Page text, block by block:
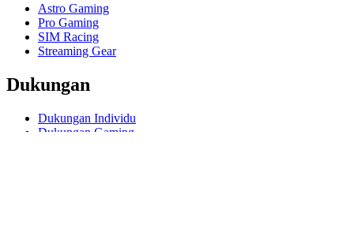
Astro Gaming
Pro Gaming
SIM Racing
Streaming Gear
Dukungan
Dukungan Individu
Dukungan Gaming